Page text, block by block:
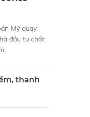
Mỹ quay
đầu tư chốt
thanh